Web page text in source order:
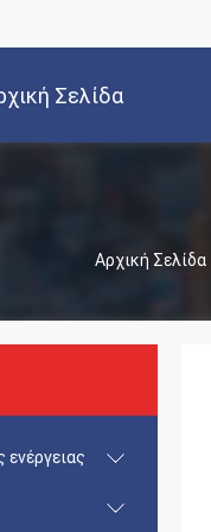
Σελίδα
Αρχική Σελίδα